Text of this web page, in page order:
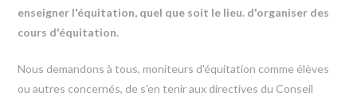
enseigner l'équitation, quel que soit le lieu. d'organiser des
cours d'équitation.
Nous demandons à tous, moniteurs d'équitation comme élèves
ou autres concernés, de s'en tenir aux directives du Conseil